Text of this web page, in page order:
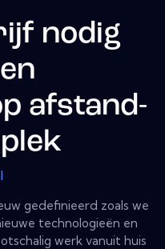
nodig
afstand-
gedefinieerd zoals we
technologieën en
werk vanuit huis